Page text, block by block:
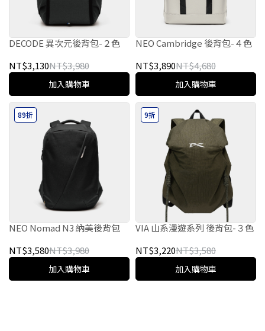
DECODE 異次元後背包-２色
NT$3,130NT$3,980
加入購物車
NEO Cambridge 後背包-４色
NT$3,890NT$4,680
加入購物車
89折
NEO Nomad N3 納美後背包
NT$3,580NT$3,980
加入購物車
9折
VIA 山系漫遊系列 後背包-３色
NT$3,220NT$3,580
加入購物車